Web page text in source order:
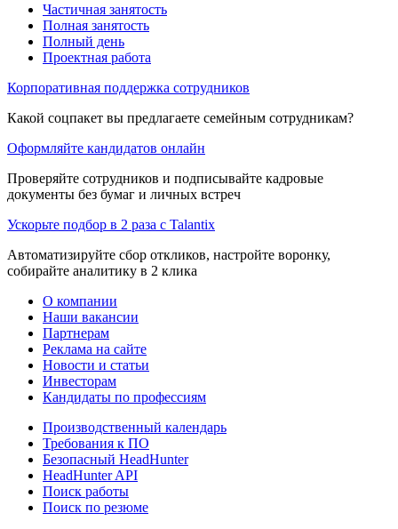
Частичная занятость
Полная занятость
Полный день
Проектная работа
Корпоративная поддержка сотрудников
Какой соцпакет вы предлагаете семейным сотрудникам?
Оформляйте кандидатов онлайн
Проверяйте сотрудников и подписывайте кадровые
документы без бумаг и личных встреч
Ускорьте подбор в 2 раза с Talantix
Автоматизируйте сбор откликов, настройте воронку,
собирайте аналитику в 2 клика
О компании
Наши вакансии
Партнерам
Реклама на сайте
Новости и статьи
Инвесторам
Кандидаты по профессиям
Производственный календарь
Требования к ПО
Безопасный HeadHunter
HeadHunter API
Поиск работы
Поиск по резюме